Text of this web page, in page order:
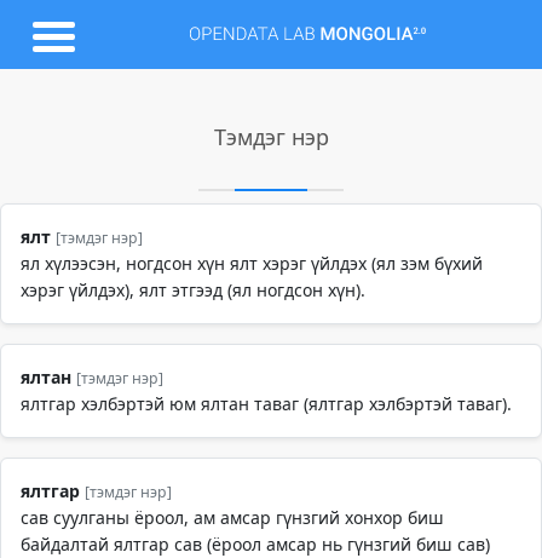
Тэмдэг нэр
ялт [тэмдэг нэр]
ял хүлээсэн, ногдсон хүн ялт хэрэг үйлдэх (ял зэм бүхий
хэрэг үйлдэх), ялт этгээд (ял ногдсон хүн).
ялтан [тэмдэг нэр]
ялтгар хэлбэртэй юм ялтан таваг (ялтгар хэлбэртэй таваг).
ялтгар [тэмдэг нэр]
сав суулганы ёроол, ам амсар гүнзгий хонхор биш
байдалтай ялтгар сав (ёроол амсар нь гүнзгий биш сав)